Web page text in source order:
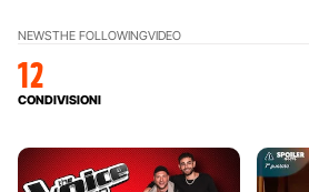
NEWSTHE FOLLOWINGVIDEO
12
CONDIVISIONI